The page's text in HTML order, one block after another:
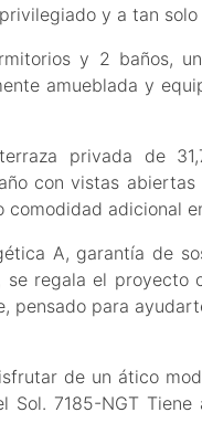
y a tan
y 2 baños,
amueblada y
privada de
con vistas
adicional
A, garantía de
se regala el
pensado para
de un ático
Sol. 7185-NGT